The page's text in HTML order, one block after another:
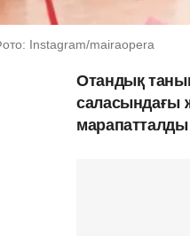
Instagram/mairaopera
Отандық
саласындағы